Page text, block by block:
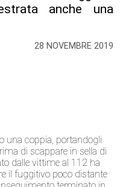
28 NOVEMBRE 2019
anche una
una coppia, portandogli
di scappare in sella di
dalle vittime al 112 ha
il fuggitivo poco distante